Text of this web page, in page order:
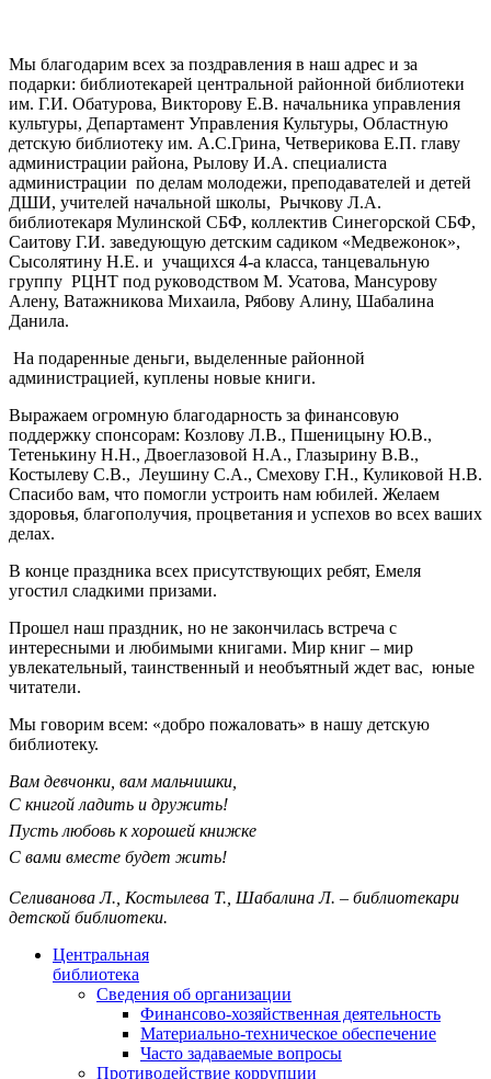
Мы благодарим всех за поздравления в наш адрес и за
подарки: библиотекарей центральной районной библиотеки
им. Г.И. Обатурова, Викторову Е.В. начальника управления
культуры, Департамент Управления Культуры, Областную
детскую библиотеку им. А.С.Грина, Четверикова Е.П. главу
администрации района, Рылову И.А. специалиста
администрации по делам молодежи, преподавателей и детей
ДШИ, учителей начальной школы, Рычкову Л.А.
библиотекаря Мулинской СБФ, коллектив Синегорской СБФ,
Саитову Г.И. заведующую детским садиком «Медвежонок»,
Сысолятину Н.Е. и учащихся 4-а класса, танцевальную
группу РЦНТ под руководством М. Усатова, Мансурову
Алену, Ватажникова Михаила, Рябову Алину, Шабалина
Данила.
На подаренные деньги, выделенные районной
администрацией, куплены новые книги.
Выражаем огромную благодарность за финансовую
поддержку спонсорам: Козлову Л.В., Пшеницыну Ю.В.,
Тетенькину Н.Н., Двоеглазовой Н.А., Глазырину В.В.,
Костылеву С.В., Леушину С.А., Смехову Г.Н., Куликовой Н.В.
Спасибо вам, что помогли устроить нам юбилей. Желаем
здоровья, благополучия, процветания и успехов во всех ваших
делах.
В конце праздника всех присутствующих ребят, Емеля
угостил сладкими призами.
Прошел наш праздник, но не закончилась встреча с
интересными и любимыми книгами. Мир книг – мир
увлекательный, таинственный и необъятный ждет вас, юные
читатели.
Мы говорим всем: «добро пожаловать» в нашу детскую
библиотеку.
Вам девчонки, вам мальчишки,
С книгой ладить и дружить!
Пусть любовь к хорошей книжке
С вами вместе будет жить!
Селиванова Л., Костылева Т., Шабалина Л. – библиотекари
детской библиотеки.
Центральная
библиотека
Сведения об организации
Финансово-хозяйственная деятельность
Материально-техническое обеспечение
Часто задаваемые вопросы
Противодействие коррупции